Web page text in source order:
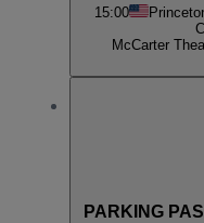
15:00
McCarter
PARKING